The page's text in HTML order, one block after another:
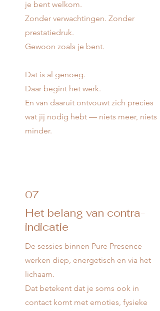
je bent welkom.
Zonder verwachtingen. Zonder
prestatiedruk.
Gewoon zoals je bent.
Dat is al genoeg.
Daar begint het werk.
En van daaruit ontvouwt zich precies
wat jij nodig hebt — niets meer, niets
minder.
07
Het belang van contra-
indicatie
De sessies binnen Pure Presence
werken diep, energetisch en via het
lichaam.
Dat betekent dat je soms ook in
contact komt met emoties, fysieke